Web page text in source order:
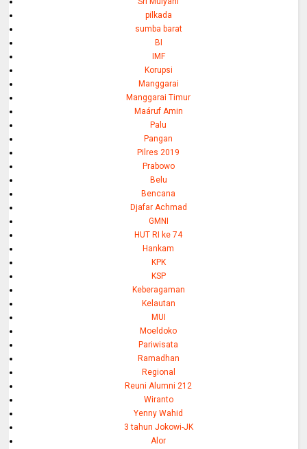
pilkada
sumba barat
BI
IMF
Korupsi
Manggarai
Manggarai Timur
Maáruf Amin
Palu
Pangan
Pilres 2019
Prabowo
Belu
Bencana
Djafar Achmad
GMNI
HUT RI ke 74
Hankam
KPK
KSP
Keberagaman
Kelautan
MUI
Moeldoko
Pariwisata
Ramadhan
Regional
Reuni Alumni 212
Wiranto
Yenny Wahid
3 tahun Jokowi-JK
Alor